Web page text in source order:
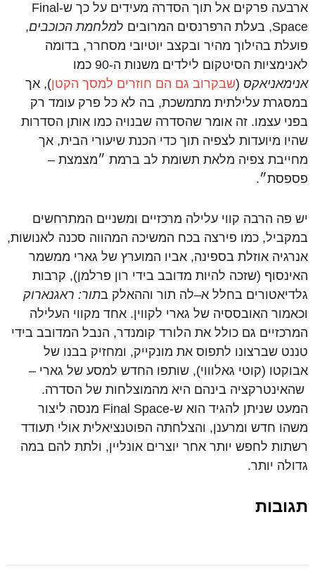
ארבעה פרקים אל תוך הסדרה מעידים על כך ש -Final
Space, בעלת הרפרנסים המרובים למלחמת הכוכבים,
פועלת בהילוך מהיר ובקצב יוטיובי מסחרר, בדומה
לאנימציות הסיטקום לילדים משנות ה-90
כמו
אנימאניאקס (שבקרוב גם הם חוזרים למסך הקטן), אך
במסגרת עלילתית מתמשכת, בה לא כל פרק עומד רק
בפני עצמו. זה אומר שהסדרה שבנויה כמו אותן הסדרות
שהיו מיועדות לצפיה תוך כדי הכנת שיעורי הבית, אך
מחייבת צפיה מלאת תשומת לב ברמת ״מצמצת –
פספסת״.
יש פה הרבה קווי עלילה מרכזיים ומשניים המתרחשים
במקביל, כמו פירצה בכח המשיכה המהווה סכנה לאנושות,
אנרגיה אוזלת בספינה, אביו המוערץ של גארי ממשמר
האינסוף (שזכה להיות מדובב בידי רון פרלמן), קרבות
גלדיאטורים בחלל א–לה תור וההאלק בתור: ראגנארוק
וכאמור האובססיה של גארי לקווין. אחד מקווי העלילה
המרכזיים גם כולל את הלורד קומנדר, הנבל המדובב בידי
טננט שברצונו לתפוס את מונקייק, ומחזיק בבנו של
אבוקטו (קוטי גאלוווי), שותפו החדש למסע של גארי –
שהאינטרקציה בינהם היא מהמוצלחות של הסדרה.
המעט שניתן להגיד הוא ש-Final Space מנסה ליצור
משהו חדש ומרענן, והצלחתה הפוטנציאלית אולי תעודד
רשתות לחפש יותר אחר יוצרים אונליין, ולתת להם במה
גדולה יותר.
תגובות